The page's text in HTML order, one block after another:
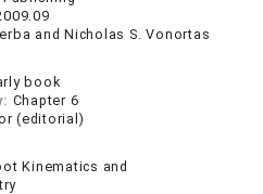
and Nicholas S. Vonortas
book
Chapter 6
(editorial)
Kinematics and